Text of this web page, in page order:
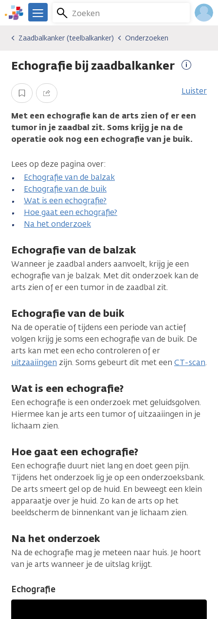
Overslaan
en
gaan
We
er
je.
Zoeken
Menu
Kankersoorten
Zaadbalkanker (teelbalkanker)
Onderzoeken
Zaadbalkanker (teelbalkanker) Onderzoeken
Echografie bij zaadbalkanker
Opslaan Delen Luister
Met een echografie kan de arts zien of er een
tumor in je zaadbal zit. Soms krijg je na de
operatie ook nog een echografie van je buik.
Lees op deze pagina over:
Echografie van de balzak
Echografie van de buik
Wat is een echografie?
Hoe gaat een echografie?
Na het onderzoek
Echografie van de balzak
Wanneer je zaadbal anders aanvoelt, krijg je een
echografie van je balzak. Met dit onderzoek kan de
arts zien of er een tumor in de zaadbal zit.
Echografie van de buik
Na de operatie of tijdens een periode van actief
volgen krijg je soms een echografie van de buik. De
arts kan met een echo controleren of er
uitzaaiingen zijn. Soms gebeurt dit met een CT-scan.
Wat is een echografie?
Een echografie is een onderzoek met geluidsgolven.
Hiermee kan je arts een tumor of uitzaaiingen in je
lichaam zien.
Hoe gaat een echografie?
Een echografie duurt niet lang en doet geen pijn.
Tijdens het onderzoek lig je op een onderzoeksbank.
De arts smeert gel op de huid. En beweegt een klein
apparaatje over je huid. Zo kan de arts op het
beeldscherm de binnenkant van je lichaam zien.
Na het onderzoek
Na de echografie mag je meteen naar huis. Je hoort
van je arts wanneer je de uitslag krijgt.
Echografie